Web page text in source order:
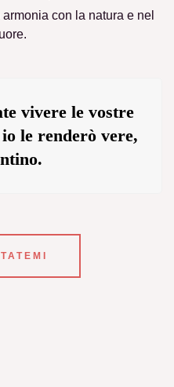
con la natura e nel
.
vivere le vostre
le renderò vere,